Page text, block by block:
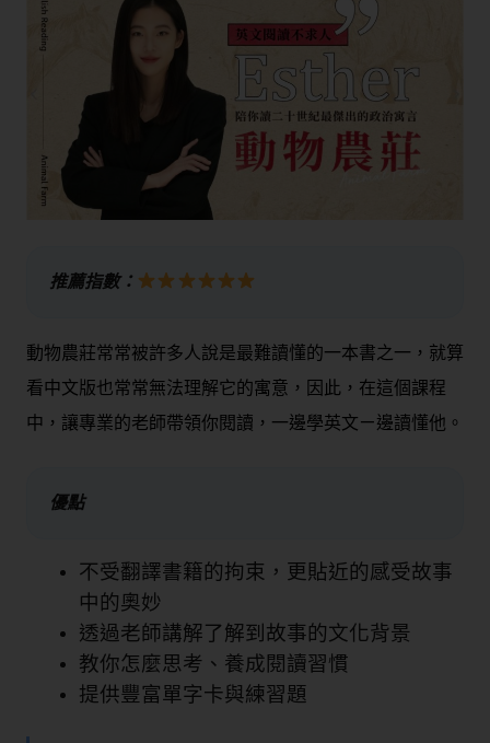
推薦指數：
動物農莊常常被許多人說是最難讀懂的一本書之一，就算
看中文版也常常無法理解它的寓意，因此，在這個課程
中，讓專業的老師帶領你閱讀，一邊學英文ㄧ邊讀懂他。
優點
不受翻譯書籍的拘束，更貼近的感受故事
中的奧妙
透過老師講解了解到故事的文化背景
教你怎麼思考、養成閱讀習慣
提供豐富單字卡與練習題